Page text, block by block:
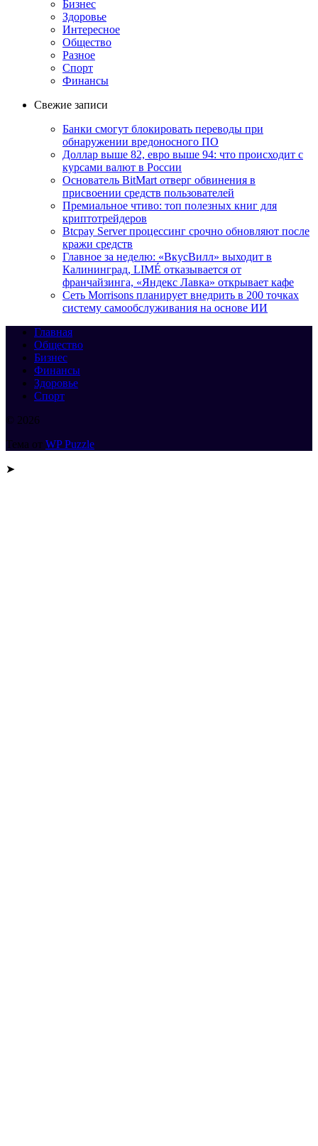
Бизнес
Здоровье
Интересное
Общество
Разное
Спорт
Финансы
Свежие записи
Банки смогут блокировать переводы при
обнаружении вредоносного ПО
Доллар выше 82, евро выше 94: что происходит с
курсами валют в России
Основатель BitMart отверг обвинения в
присвоении средств пользователей
Премиальное чтиво: топ полезных книг для
криптотрейдеров
Btcpay Server процессинг срочно обновляют после
кражи средств
Главное за неделю: «ВкусВилл» выходит в
Калининград, LIMÉ отказывается от
франчайзинга, «Яндекс Лавка» открывает кафе
Сеть Morrisons планирует внедрить в 200 точках
систему самообслуживания на основе ИИ
Главная
Общество
Бизнес
Финансы
Здоровье
Спорт
© 2026
Тема от WP Puzzle
➤